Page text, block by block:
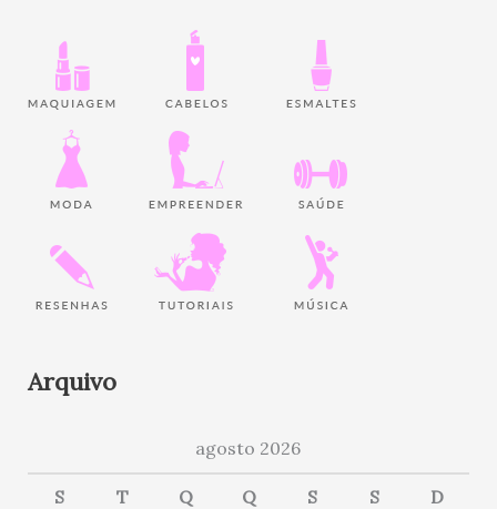
Arquivo
agosto 2026
S T Q Q S S D